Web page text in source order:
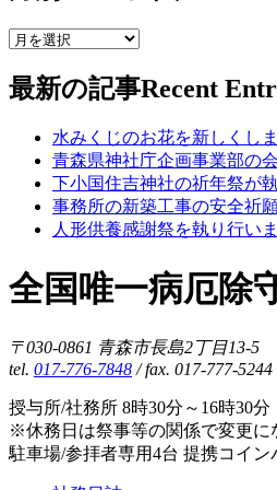
最新の記事Recent
水みくじのお花を新しくしま
青森県神社庁企画事業部の
下小国住吉神社の祈年祭が
事務所の新築工事の安全祈
人形供養感謝祭を執り行いま
全国唯一病厄除
〒030-0861 青森市長島2丁目13-5
tel. 017-776-7848 / fax. 017-777-5244
授与所/社務所 8時30分～16時30分
※休務日は祭事等の関係で変更に
駐車場/参拝者専用4台 提携コイン